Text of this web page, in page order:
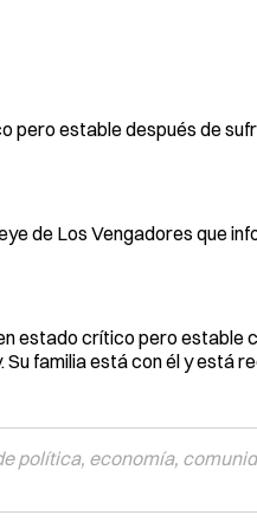
estable después de
de Los Vengadores que
estado crítico pero estable
familia está con él y está
política, economía,